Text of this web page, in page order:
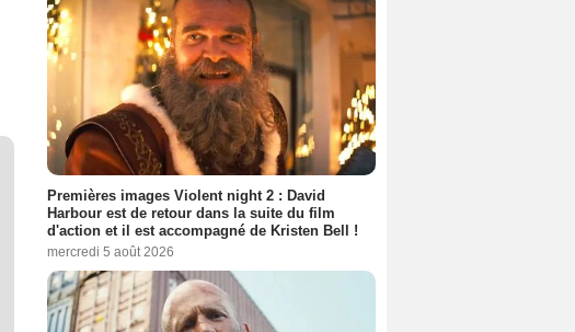
Premières images Violent night 2 : David
Harbour est de retour dans la suite du film
d'action et il est accompagné de Kristen Bell !
mercredi 5 août 2026